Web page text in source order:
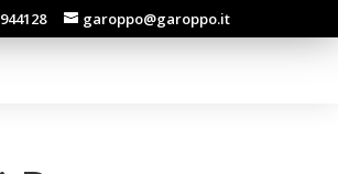
garoppo@garoppo.it